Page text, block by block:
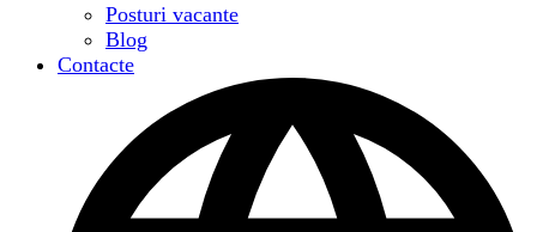
Posturi vacante
Blog
Contacte